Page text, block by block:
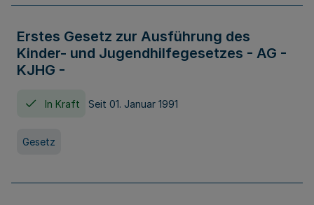
Erstes Gesetz zur Ausführung des
Kinder- und Jugendhilfegesetzes - AG -
KJHG -
In Kraft Seit 01. Januar 1991
Gesetz